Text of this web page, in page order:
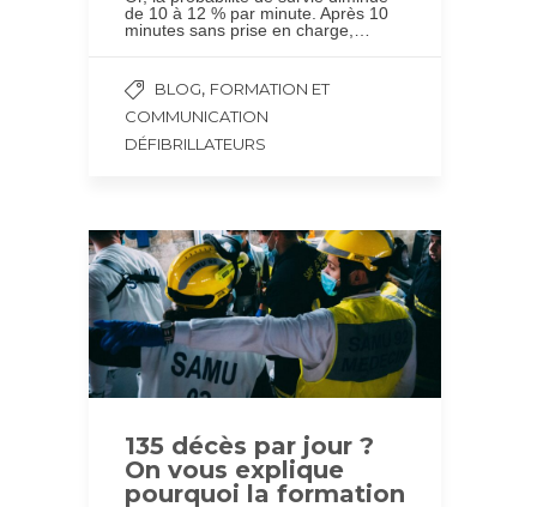
de 10 à 12 % par minute. Après 10
minutes sans prise en charge,…
BLOG, FORMATION ET
COMMUNICATION
DÉFIBRILLATEURS
135 décès par jour ?
On vous explique
pourquoi la formation